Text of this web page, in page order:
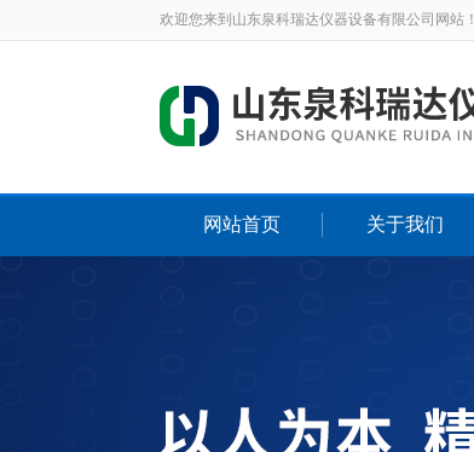
欢迎您来到山东泉科瑞达仪器设备有限公司网站！
网站首页 关于我们